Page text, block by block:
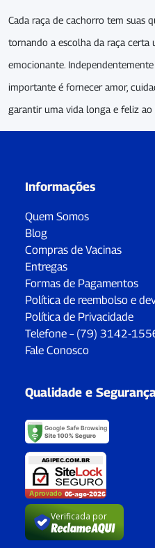
Cada raça de cachorro tem suas
tornando a escolha da raça certa
emocionante.
importante é fornecer amor,
garantir uma vida longa e feliz
Informações
Quem Somos
Blog
Compras de Vacinas
Entregas
Formas de Pagamentos
Política de reembolso e
Política de Privacidade
Telefone – (79) 3142-
Fale Conosco
Qualidade e
Verificada por